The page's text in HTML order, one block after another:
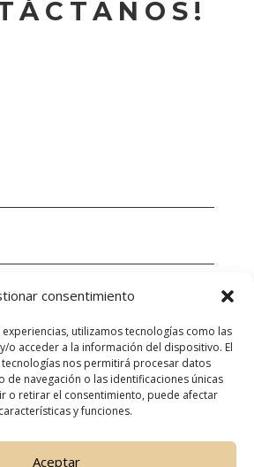
consentimiento
utilizamos tecnologías como las
o acceder a la información del dispositivo. El
nos permitirá procesar datos
navegación o las identificaciones únicas
o retirar el consentimiento, puede afectar
y funciones.
Aceptar